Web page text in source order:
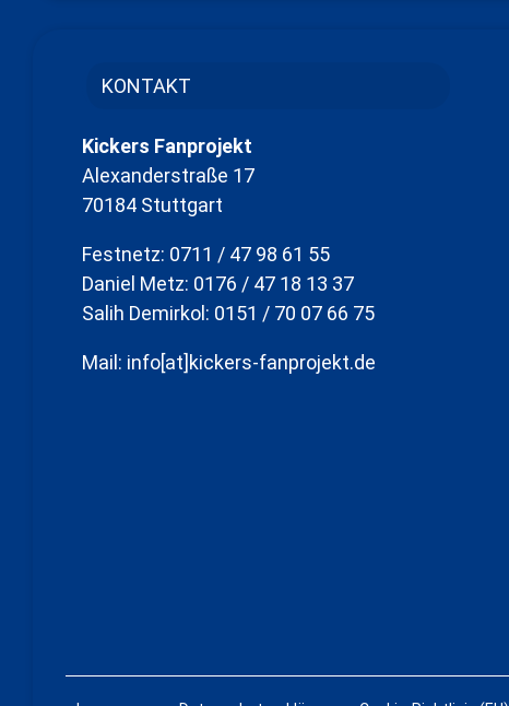
KONTAKT
Kickers Fanprojekt
Alexanderstraße 17
70184 Stuttgart
Festnetz: 0711 / 47 98 61 55
Daniel Metz: 0176 / 47 18 13 37
Salih Demirkol: 0151 / 70 07 66 75
Mail: info[at]kickers-fanprojekt.de